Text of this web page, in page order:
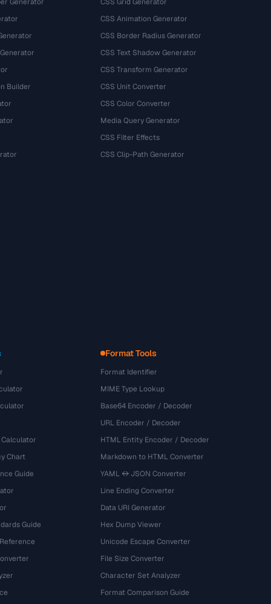
Builder
CSS Animation Generator
CSS Border Radius Generator
CSS Text Shadow Generator
CSS Transform Generator
CSS Unit Converter
CSS Color Converter
Media Query Generator
CSS Filter Effects
CSS Clip-Path Generator
Chart
Guide
Guide
Format Tools
Format Identifier
MIME Type Lookup
Base64 Encoder / Decoder
URL Encoder / Decoder
HTML Entity Encoder / Decoder
Markdown to HTML Converter
YAML ↔ JSON Converter
Line Ending Converter
Data URI Generator
Hex Dump Viewer
Unicode Escape Converter
File Size Converter
Character Set Analyzer
Format Comparison Guide